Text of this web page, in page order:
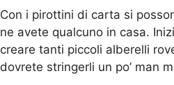
Con i pirottini di carta si
ne avete qualcuno in casa.
creare tanti piccoli alberelli
dovrete stringerli un po’ man